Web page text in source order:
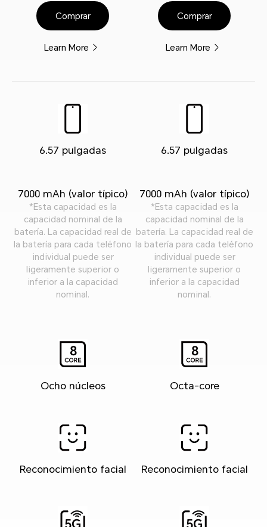
Comprar
Learn More
6.57 pulgadas
7000 mAh (valor típico)
*Esta capacidad es la
capacidad nominal de la
batería. La capacidad real de
la batería para cada teléfono
individual puede ser
ligeramente superior o
inferior a la capacidad
nominal.
Ocho núcleos
Reconocimiento facial
Comprar
Learn More
6.57 pulgadas
7000 mAh (valor típico)
*Esta capacidad es la
capacidad nominal de la
batería. La capacidad real de
la batería para cada teléfono
individual puede ser
ligeramente superior o
inferior a la capacidad
nominal.
Octa-core
Reconocimiento facial